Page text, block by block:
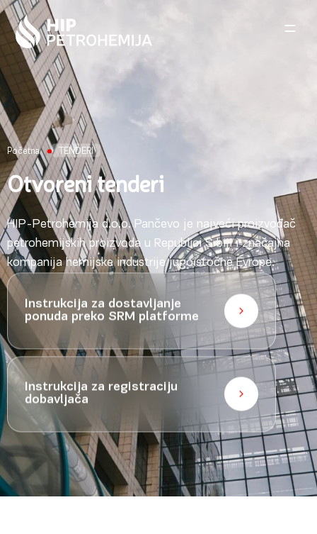
Skip to content
Početna TENDERI
Otvoreni tenderi
HIP-Petrohemija d.o.o. Pančevo je najveći proizvođač
petrohemijskih proizvoda u Republici Srbiji i značajna
kompanija hemijske industrije jugoistočne Evrope.
Instrukcija za dostavljanje
ponuda preko SRM platforme
Instrukcija za registraciju
dobavljača